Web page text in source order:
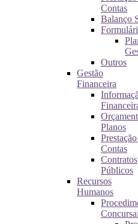
Contas
Balanço
Outros
Gestão
Financeira
Planos
Contas
Contratos
Públicos
Recursos
Humanos